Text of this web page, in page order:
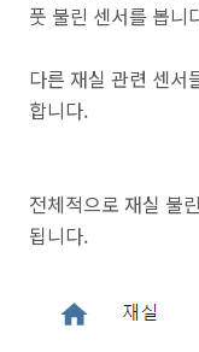
풋 불린 센서를 봅니
다른 재실 관련 센서
합니다.
전체적으로 재실 불
됩니다.